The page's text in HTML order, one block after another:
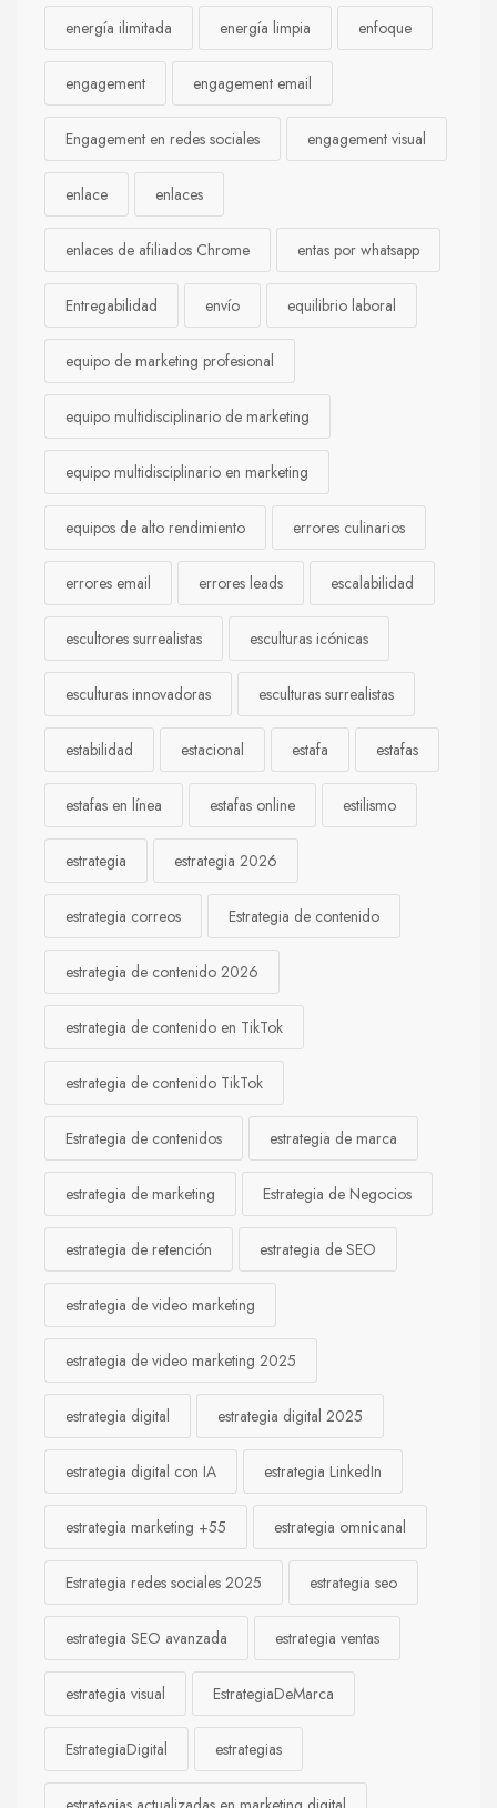
energía ilimitada energía limpia enfoque
engagement engagement email
Engagement en redes sociales engagement visual
enlace enlaces
enlaces de afiliados Chrome entas por whatsapp
Entregabilidad envío equilibrio laboral
equipo de marketing profesional
equipo multidisciplinario de marketing
equipo multidisciplinario en marketing
equipos de alto rendimiento errores culinarios
errores email errores leads escalabilidad
escultores surrealistas esculturas icónicas
esculturas innovadoras esculturas surrealistas
estabilidad estacional estafa estafas
estafas en línea estafas online estilismo
estrategia estrategia 2026
estrategia correos Estrategia de contenido
estrategia de contenido 2026
estrategia de contenido en TikTok
estrategia de contenido TikTok
Estrategia de contenidos estrategia de marca
estrategia de marketing Estrategia de Negocios
estrategia de retención estrategia de SEO
estrategia de video marketing
estrategia de video marketing 2025
estrategia digital estrategia digital 2025
estrategia digital con IA estrategia LinkedIn
estrategia marketing +55 estrategia omnicanal
Estrategia redes sociales 2025 estrategia seo
estrategia SEO avanzada estrategia ventas
estrategia visual EstrategiaDeMarca
EstrategiaDigital estrategias